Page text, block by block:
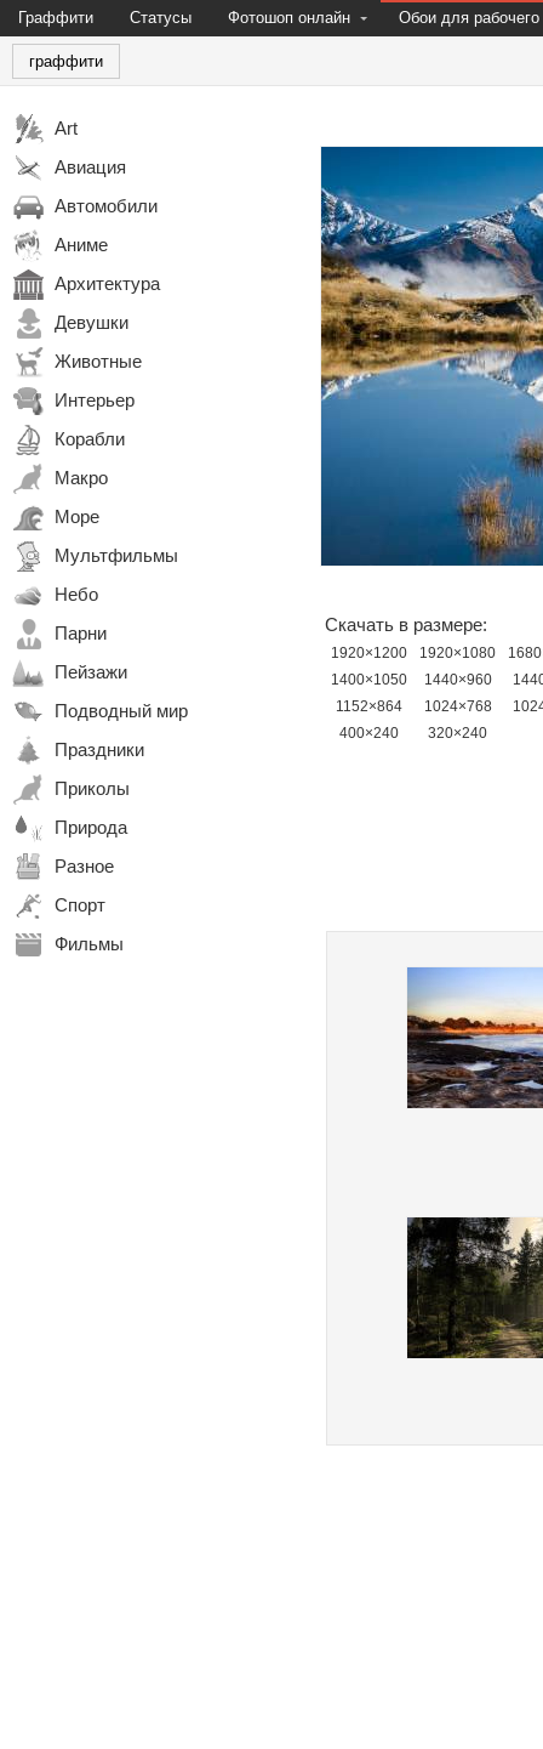
Граффити Статусы Фотошоп онлайн Обои для рабочего
граффити
Art
Авиация
Автомобили
Аниме
Архитектура
Девушки
Животные
Интерьер
Корабли
Макро
Море
Мультфильмы
Небо
Парни
Пейзажи
Подводный мир
Праздники
Приколы
Природа
Разное
Спорт
Фильмы
Скачать в размере:
1920×1200 1920×1080
1400×1050
1440×960
1152×864
1024×768
400×240
320×240